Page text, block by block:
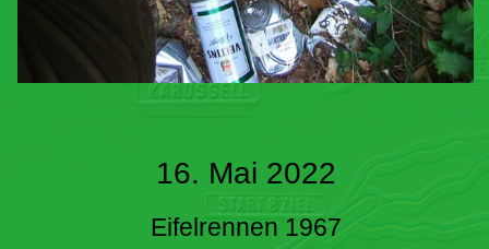
16. Mai 2022
Eifelrennen 1967